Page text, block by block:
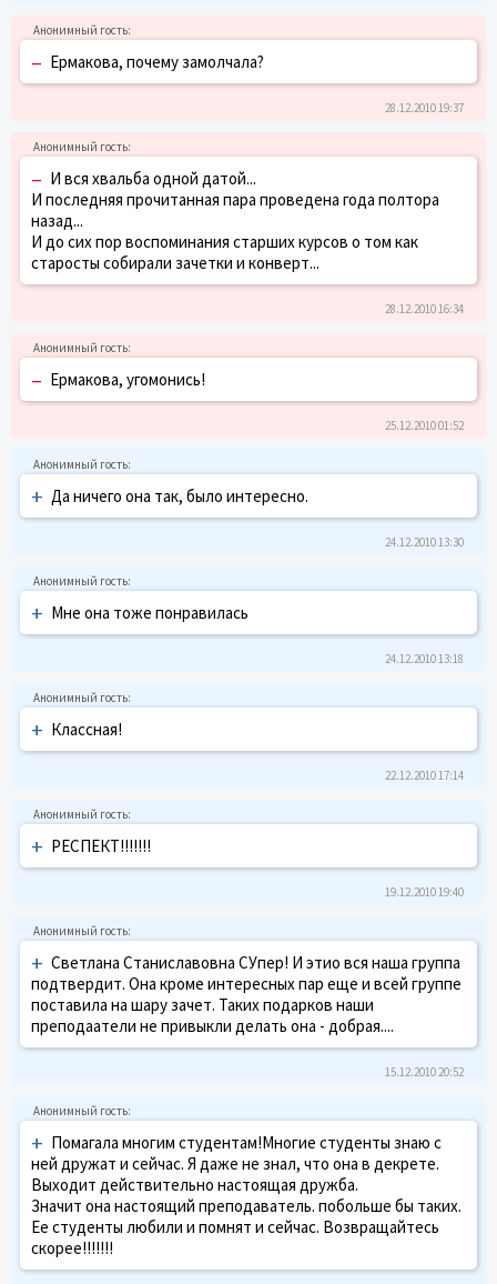
– Ермакова, почему замолчала?
28.12.2010 19:37
– И вся хвальба одной датой...
И последняя прочитанная пара проведена года полтора
назад...
И до сих пор воспоминания старших курсов о том как
старосты собирали зачетки и конверт...
28.12.2010 16:34
– Ермакова, угомонись!
25.12.2010 01:52
+ Да ничего она так, было интересно.
24.12.2010 13:30
+ Мне она тоже понравилась
24.12.2010 13:18
+ Классная!
22.12.2010 17:14
+ РЕСПЕКТ!!!!!!!
19.12.2010 19:40
+ Светлана Станиславовна СУпер! И этио вся наша группа
подтвердит. Она кроме интересных пар еще и всей группе
поставила на шару зачет. Таких подарков наши
преподаатели не привыкли делать она - добрая....
15.12.2010 20:52
+ Помагала многим студентам!Многие студенты знаю с
ней дружат и сейчас. Я даже не знал, что она в декрете.
Выходит действительно настоящая дружба.
Значит она настоящий преподаватель. побольше бы таких.
Ее студенты любили и помнят и сейчас. Возвращайтесь
скорее!!!!!!!